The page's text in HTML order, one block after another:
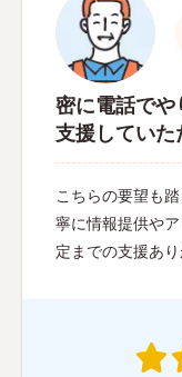
密に電話でや
支援していた
こちらの要望も
寧に情報提供や
定までの支援あり